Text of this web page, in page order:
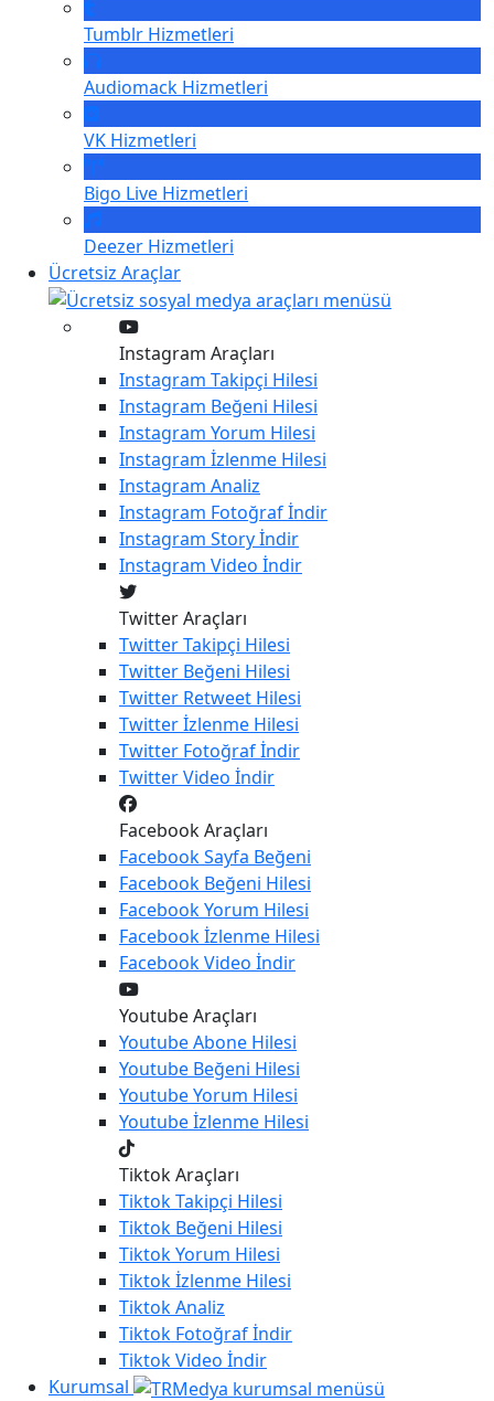
Tumblr Hizmetleri
Audiomack Hizmetleri
VK Hizmetleri
Bigo Live Hizmetleri
Deezer Hizmetleri
Ücretsiz Araçlar
Instagram Araçları
Instagram Takipçi Hilesi
Instagram Beğeni Hilesi
Instagram Yorum Hilesi
Instagram İzlenme Hilesi
Instagram Analiz
Instagram Fotoğraf İndir
Instagram Story İndir
Instagram Video İndir
Twitter Araçları
TwitterTakipçi Hilesi
Twitter Beğeni Hilesi
Twitter Retweet Hilesi
Twitterİzlenme Hilesi
Twitter Fotoğraf İndir
TwitterVideo İndir
Facebook Araçları
FacebookSayfa Beğeni
Facebook Beğeni Hilesi
FacebookYorum Hilesi
Facebookİzlenme Hilesi
FacebookVideo İndir
Youtube Araçları
YoutubeAbone Hilesi
Youtube Beğeni Hilesi
YoutubeYorum Hilesi
Youtubeİzlenme Hilesi
Tiktok Araçları
TiktokTakipçi Hilesi
Tiktok Beğeni Hilesi
TiktokYorum Hilesi
Tiktokİzlenme Hilesi
TiktokAnaliz
Tiktok Fotoğraf İndir
TiktokVideo İndir
Kurumsal